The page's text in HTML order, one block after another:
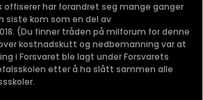
offiserer har forandret seg mange ganger
siste kom som en del av
(Du finner tråden på milforum for denne
kostnadskutt og nedbemanning var at
i Forsvaret ble lagt under Forsvarets
etter å ha slått sammen alle